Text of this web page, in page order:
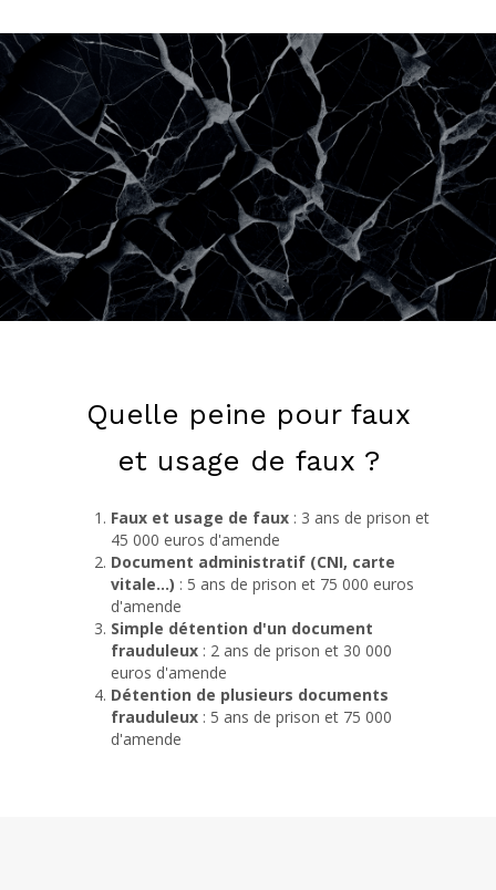
Quelle peine pour faux
et usage de faux ?
Faux et usage de faux : 3 ans de prison et
45 000 euros d'amende
Document administratif (CNI, carte
vitale...) : 5 ans de prison et 75 000 euros
d'amende
Simple détention d'un document
frauduleux : 2 ans de prison et 30 000
euros d'amende
Détention de plusieurs documents
frauduleux : 5 ans de prison et 75 000
d'amende